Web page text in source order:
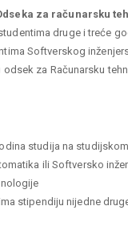
za računarsku
druge i treće
Softverskog
za Računarsku
studija na
ili Softversko
stipendiju nijedne